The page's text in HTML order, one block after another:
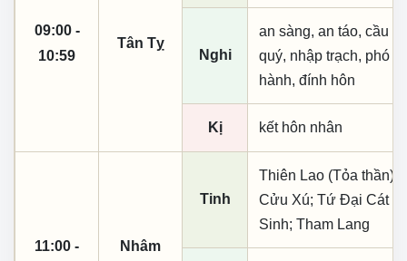
09:00 -
10:59
Tân Tỵ
Nghi
an sàng, an táo, cầu
quý, nhập trạch, phó
hành, đính hôn
Kị kết hôn nhân
11:00 -
Nhâm
Tinh
Thiên Lao (Tỏa thần);
Cửu Xú; Tứ Đại Cát
Sinh; Tham Lang